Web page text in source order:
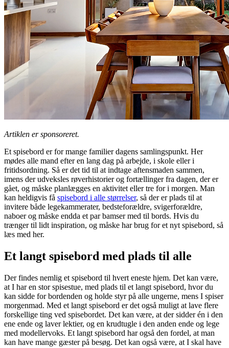
Artiklen er sponsoreret.
Et spisebord er for mange familier dagens samlingspunkt. Her
mødes alle mand efter en lang dag på arbejde, i skole eller i
fritidsordning. Så er det tid til at indtage aftensmaden sammen,
imens der udveksles røverhistorier og fortællinger fra dagen, der er
gået, og måske planlægges en aktivitet eller tre for i morgen. Man
kan heldigvis få spisebord i alle størrelser, så der er plads til at
invitere både legekammerater, bedsteforældre, svigerforældre,
naboer og måske endda et par bamser med til bords. Hvis du
trænger til lidt inspiration, og måske har brug for et nyt spisebord, så
læs med her.
Et langt spisebord med plads til alle
Der findes nemlig et spisebord til hvert eneste hjem. Det kan være,
at I har en stor spisestue, med plads til et langt spisebord, hvor du
kan sidde for bordenden og holde styr på alle ungerne, mens I spiser
morgenmad. Med et langt spisebord er det også muligt at lave flere
forskellige ting ved spisebordet. Det kan være, at der sidder én i den
ene ende og laver lektier, og en krudtugle i den anden ende og lege
med modellervoks. Et langt spisebord har også den fordel, at man
kan have mange gæster på besøg. Det kan også være, at I skal have